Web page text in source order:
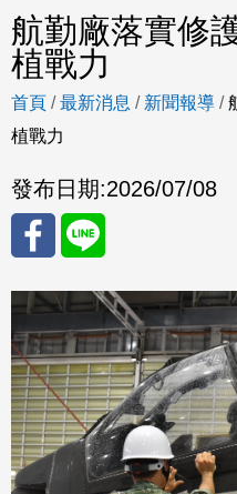
航勤廠落實修
植戰力
首頁 /最新消息 / 新聞報導 /
植戰力
發布日期:2026/07/08
分享
至
Fac
eBo
ok
分享
至
Line